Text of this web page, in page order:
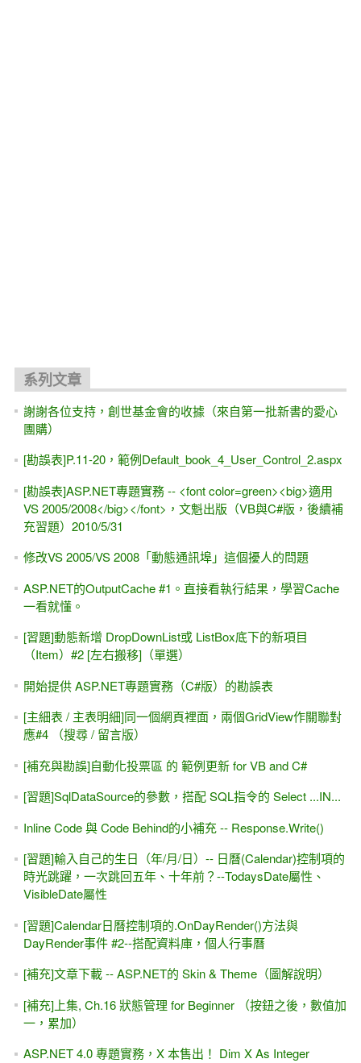
系列文章
謝謝各位支持，創世基金會的收據（來自第一批新書的愛心
團購）
[勘誤表]P.11-20，範例Default_book_4_User_Control_2.aspx
[勘誤表]ASP.NET專題實務 -- <font color=green><big>適用
VS 2005/2008</big></font>，文魁出版（VB與C#版，後續補
充習題）2010/5/31
修改VS 2005/VS 2008「動態通訊埠」這個擾人的問題
ASP.NET的OutputCache #1。直接看執行結果，學習Cache
一看就懂。
[習題]動態新增 DropDownList或 ListBox底下的新項目
（Item）#2 [左右搬移]（單選）
開始提供 ASP.NET專題實務（C#版）的勘誤表
[主細表 / 主表明細]同一個網頁裡面，兩個GridView作關聯對
應#4 （搜尋 / 留言版）
[補充與勘誤]自動化投票區 的 範例更新 for VB and C#
[習題]SqlDataSource的參數，搭配 SQL指令的 Select ...IN...
Inline Code 與 Code Behind的小補充 -- Response.Write()
[習題]輸入自己的生日（年/月/日）-- 日曆(Calendar)控制項的
時光跳躍，一次跳回五年、十年前？--TodaysDate屬性、
VisibleDate屬性
[習題]Calendar日曆控制項的.OnDayRender()方法與
DayRender事件 #2--搭配資料庫，個人行事曆
[補充]文章下載 -- ASP.NET的 Skin & Theme（圖解說明）
[補充]上集, Ch.16 狀態管理 for Beginner （按鈕之後，數值加
一，累加）
ASP.NET 4.0 專題實務，X 本售出！ Dim X As Integer